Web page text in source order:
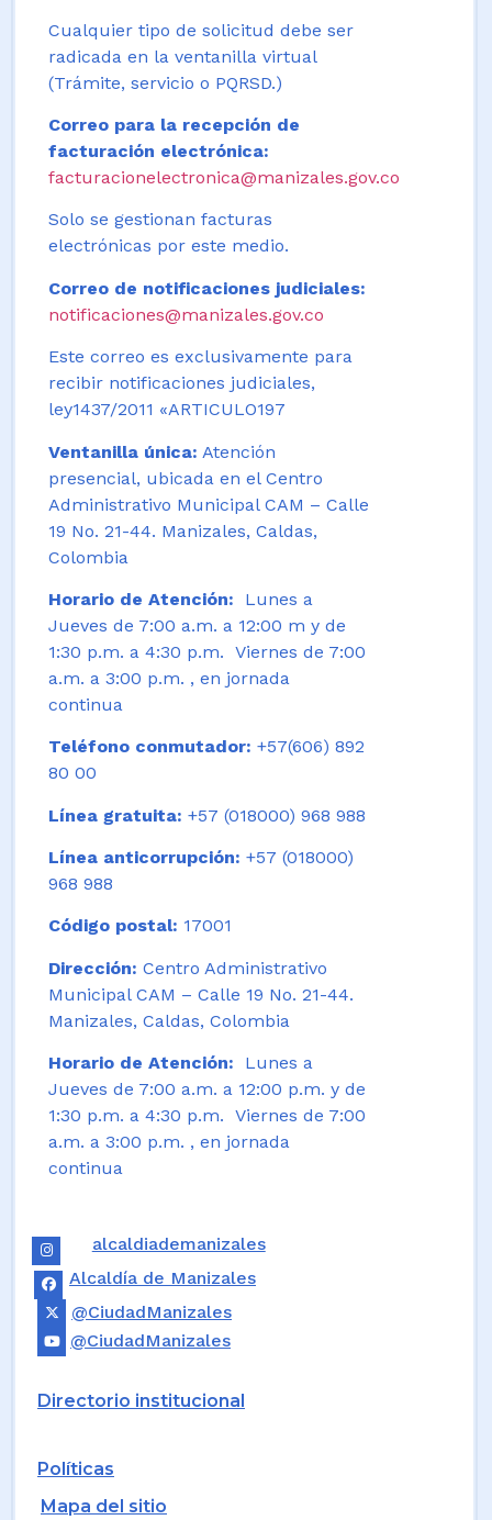
Cualquier tipo de solicitud debe ser
radicada en la ventanilla virtual
(Trámite, servicio o PQRSD.)
Correo para la recepción de
facturación electrónica:
facturacionelectronica@manizales.gov.co
Solo se gestionan facturas
electrónicas por este medio.
Correo de notificaciones judiciales:
notificaciones@manizales.gov.co
Este correo es exclusivamente para
recibir notificaciones judiciales,
ley1437/2011 «ARTICULO197
Ventanilla única: Atención
presencial, ubicada en el Centro
Administrativo Municipal CAM – Calle
19 No. 21-44. Manizales, Caldas,
Colombia
Horario de Atención:
Lunes a
Jueves de 7:00 a.m. a 12:00 m y de
1:30 p.m. a 4:30 p.m. Viernes de 7:00
a.m. a 3:00 p.m. , en jornada
continua
Teléfono conmutador: +57(606) 892
80 00
Línea gratuita: +57 (018000) 968 988
Línea anticorrupción: +57 (018000)
968 988
Código postal: 17001
Dirección: Centro Administrativo
Municipal CAM – Calle 19 No. 21-44.
Manizales, Caldas, Colombia
Horario de Atención: Lunes a
Jueves de 7:00 a.m. a 12:00 p.m. y de
1:30 p.m. a 4:30 p.m. Viernes de 7:00
a.m. a 3:00 p.m. , en jornada
continua
alcaldiademanizales
Alcaldía de Manizales
@CiudadManizales
@CiudadManizales
Directorio institucional
Políticas
Mapa del sitio